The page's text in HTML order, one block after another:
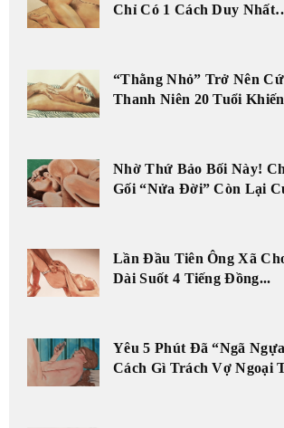
Chỉ Có 1 Cách Duy
“Thằng Nhỏ” Trở Nên
Thanh Niên 20 Tuổi
Nhờ Thứ Bảo Bối Này!
Gối “Nửa Đời” Còn Lại
Lần Đầu Tiên Ông Xã
Dài Suốt 4 Tiếng Đồng...
Yêu 5 Phút Đã “Ngã
Cách Gì Trách Vợ Ngoại